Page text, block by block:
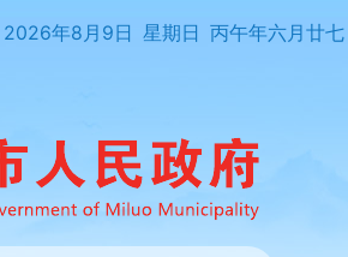
2026年8月9日 星期日 丙午年六月廿七